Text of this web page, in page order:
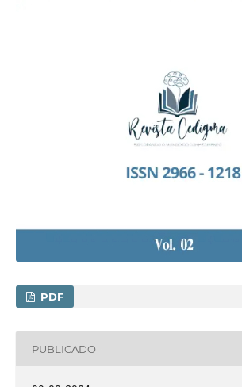
PDF
PUBLICADO